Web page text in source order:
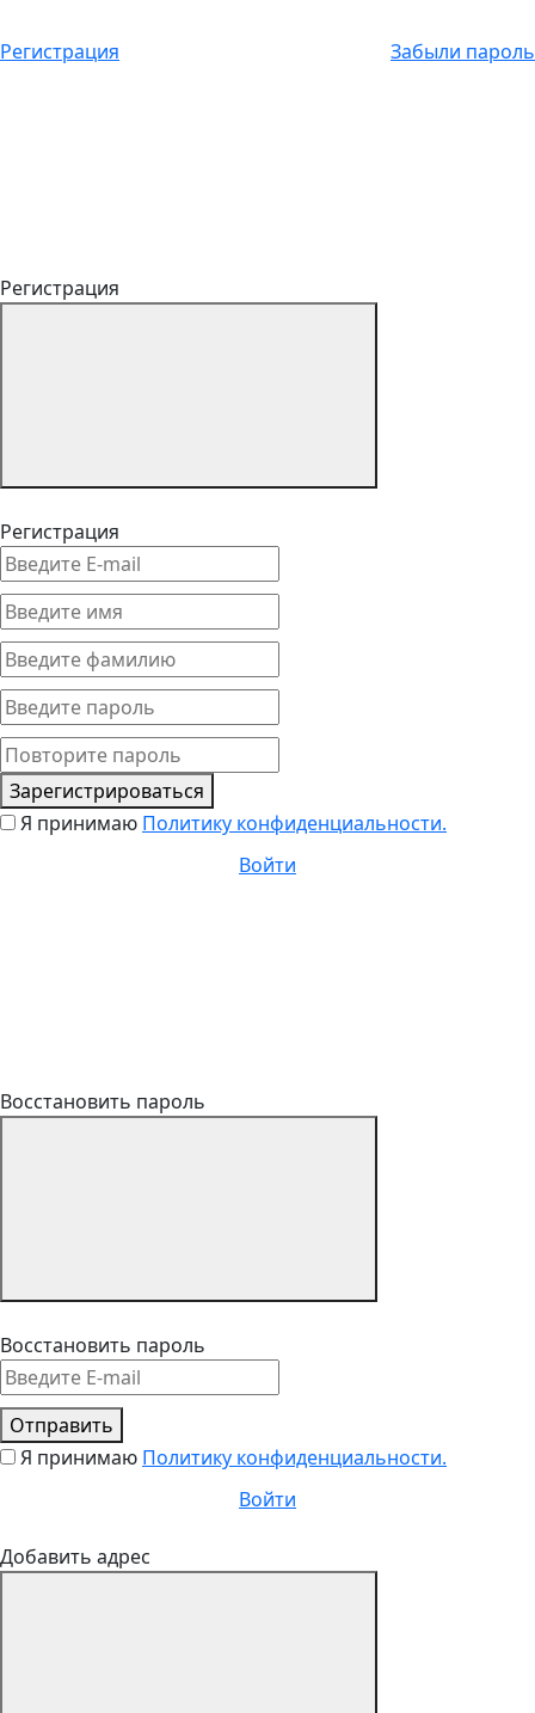
Регистрация Забыли пароль
Регистрация
Регистрация
Зарегистрироваться
Я принимаю Политику конфиденциальности.
Войти
Восстановить пароль
Восстановить пароль
Отправить
Я принимаю Политику конфиденциальности.
Войти
Добавить адрес